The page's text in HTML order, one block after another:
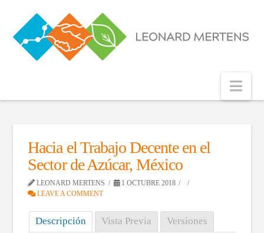
Hacia el Trabajo Decente en el
Sector de Azúcar, México
LEONARD MERTENS
1 OCTUBRE 2018
LEAVE A COMMENT
Descripción Vista Previa Versiones